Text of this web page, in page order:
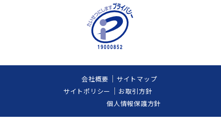
会社概要
サイトマップ
サイトポリシー
お取引方針
個人情報保護方針